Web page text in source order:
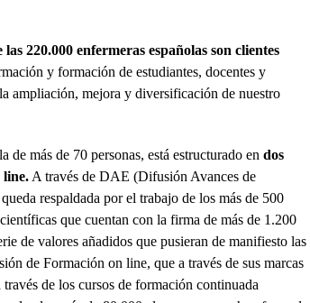
las 220.000 enfermeras españolas son clientes
y formación de estudiantes, docentes y
ampliación, mejora y diversificación de nuestro
más de 70 personas, está estructurado en dos
line.A través de DAE (Difusión Avances de
respaldada por el trabajo de los más de 500
que cuentan con la firma de más de 1.200
de valores añadidos que pusieran de manifiesto las
de Formación on line, que a través de sus marcas
de los cursos de formación continuada